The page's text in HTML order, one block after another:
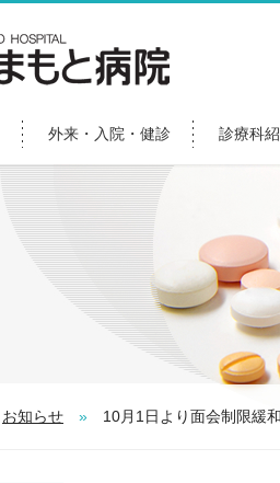
外来・入院・健診 診療科
お知らせ » 10月1日より面会制限緩